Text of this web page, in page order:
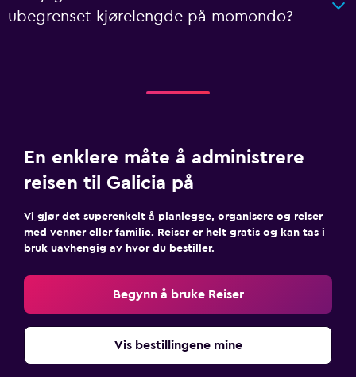
ubegrenset kjørelengde på momondo?
En enklere måte å administrere
reisen til Galicia på
Vi gjør det superenkelt å planlegge, organisere og reiser
med venner eller familie. Reiser er helt gratis og kan tas i
bruk uavhengig av hvor du bestiller.
Begynn å bruke Reiser
Vis bestillingene mine